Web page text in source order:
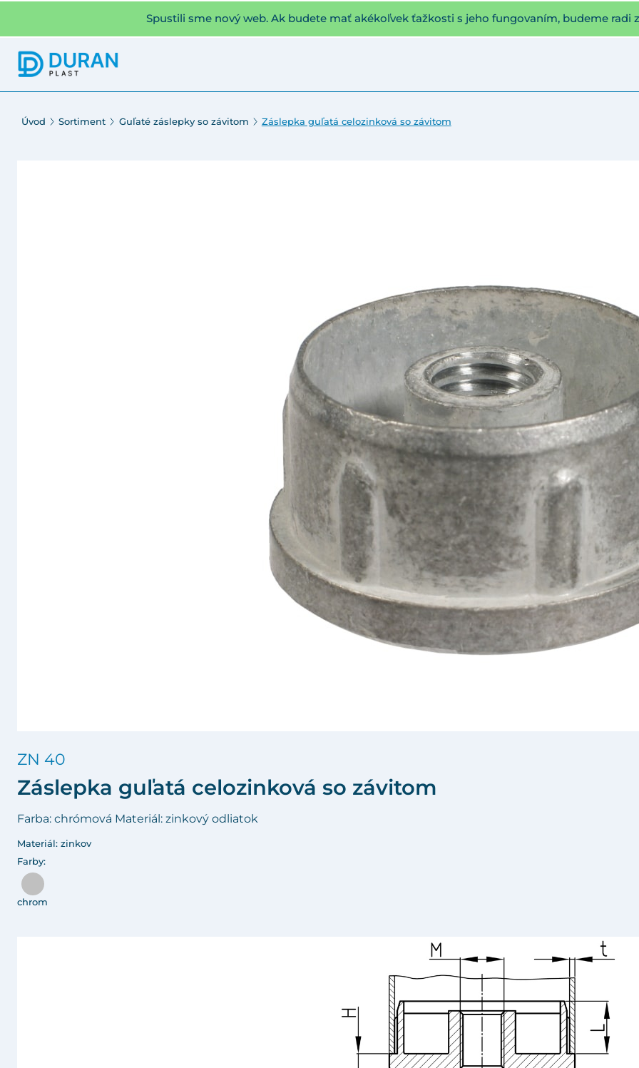
Spustili sme nový web. Ak budete mať akékoľvek ťažkosti s jeho fungovaním, budeme radi
Úvod Sortiment Guľaté záslepky so závitom Záslepka guľatá celozinková so závitom
ZN 40
Záslepka guľatá celozinková so závitom
Farba: chrómová Materiál: zinkový odliatok
Materiál: zinkov
Farby:
chrom